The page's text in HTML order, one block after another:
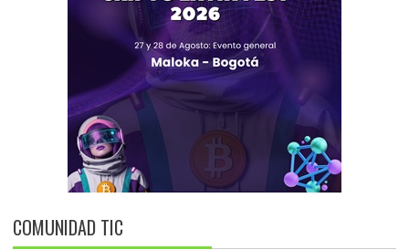
COMUNIDAD TIC